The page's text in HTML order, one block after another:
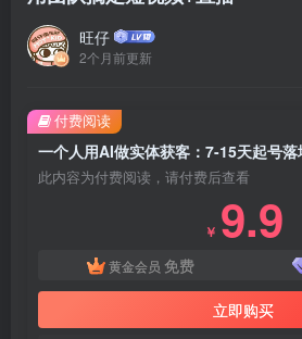
旺仔
2个月前更新
此内容为付费阅读，请付费后查看
￥ 9.9
黄金会员 免费
立即购买
付费阅读